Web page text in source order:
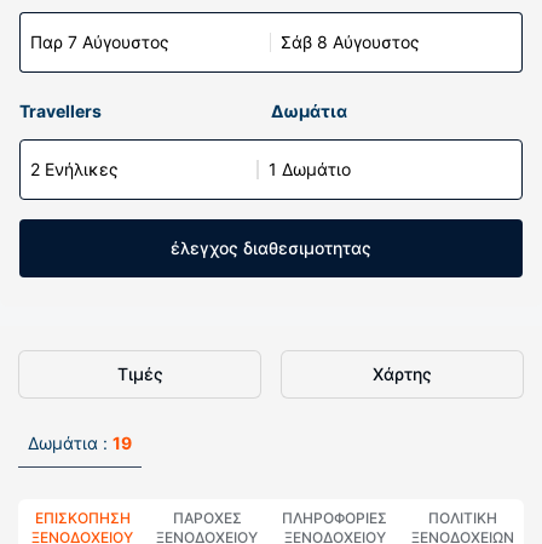
Παρ 7 Αύγουστος Σάβ 8 Αύγουστος
Travellers Δωμάτια
2 Ενήλικες 1 Δωμάτιο
έλεγχος διαθεσιμοτητας
Τιμές Χάρτης
Δωμάτια : 19
ΕΠΙΣΚΌΠΗΣΗ
ΞΕΝΟΔΟΧΕΊΟΥ
ΠΑΡΟΧΕΣ
ΞΕΝΟΔΟΧΕΙΟΥ
ΠΛΗΡΟΦΟΡΊΕΣ
ΞΕΝΟΔΟΧΕΊΟΥ
ΠΟΛΙΤΙΚΗ
ΞΕΝΟΔΟΧΕΊΩΝ